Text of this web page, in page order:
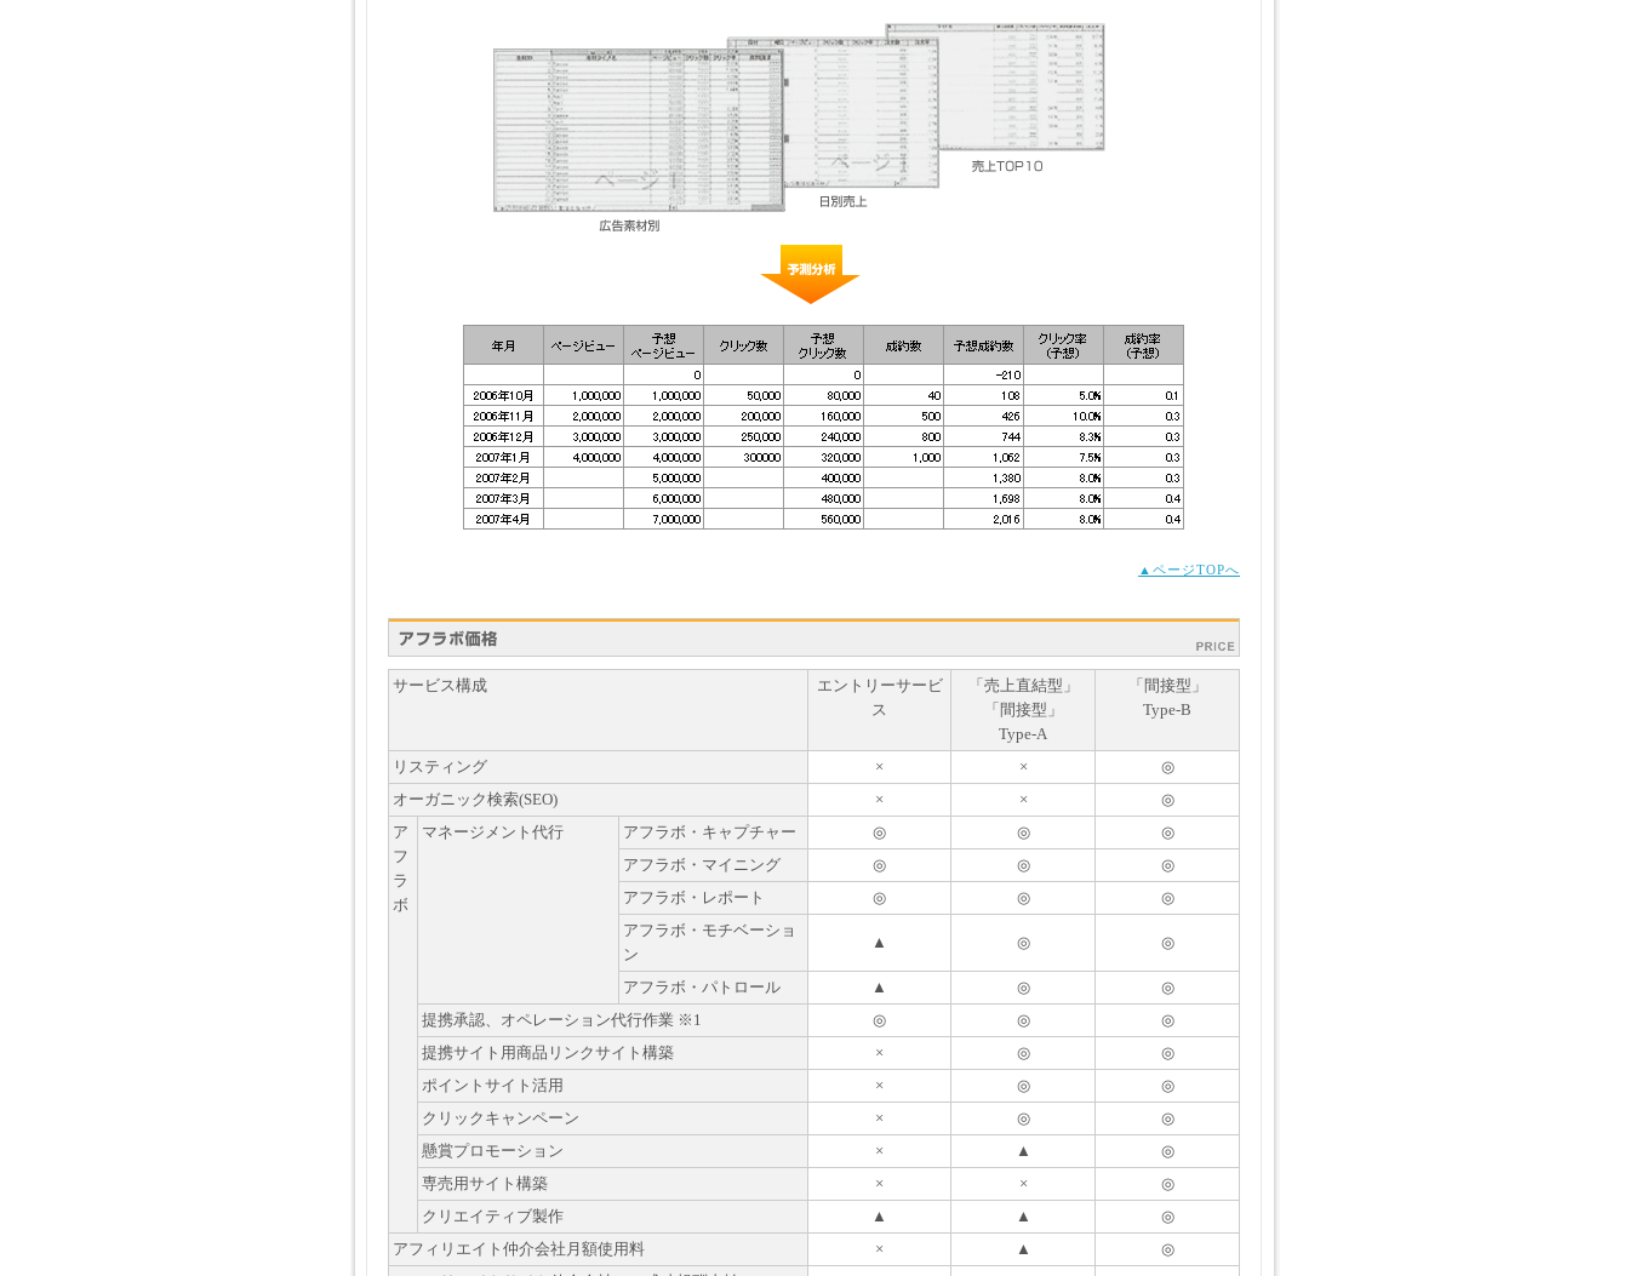
▲ページTOPへ
サービス構成
エントリーサービ
ス
「売上直結型」
「間接型」
Type-A
「間接型」
Type-B
リスティング × ×
◎
オーガニック検索(SEO)
× ×
◎
ア
フ
ラ
ボ
マネージメント代行 アフラボ・キャプチャー ◎ ◎
◎
アフラボ・マイニング
◎ ◎
◎
アフラボ・レポート
◎ ◎
◎
アフラボ・モチベーショ
ン
▲ ◎ ◎
アフラボ・パトロール ▲ ◎
◎
提携承認、オペレーション代行作業 ※1
◎ ◎
◎
提携サイト用商品リンクサイト構築
× ◎
◎
ポイントサイト活用
× ◎
◎
クリックキャンペーン
× ◎
◎
懸賞プロモーション
× ▲
◎
専売用サイト構築
× ×
◎
クリエイティブ製作
▲ ▲
◎
アフィリエイト仲介会社月額使用料
× ▲
◎